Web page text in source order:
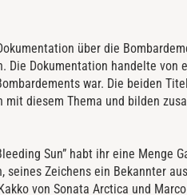
über die
Die Dokumentation handelte von
war. Die beiden
mit diesem Thema und bilden
Sun” habt ihr eine Menge
Zeichens ein Bekannter
von Sonata Arctica und